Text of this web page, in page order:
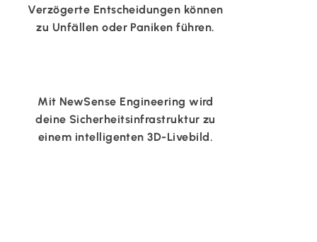
Verzögerte Entscheidungen können
zu Unfällen oder Paniken führen.
Mit NewSense Engineering wird
deine Sicherheitsinfrastruktur zu
einem intelligenten 3D-Livebild.